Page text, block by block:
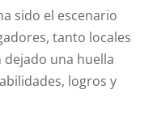
sido el escenario
tanto locales
una huella
logros y